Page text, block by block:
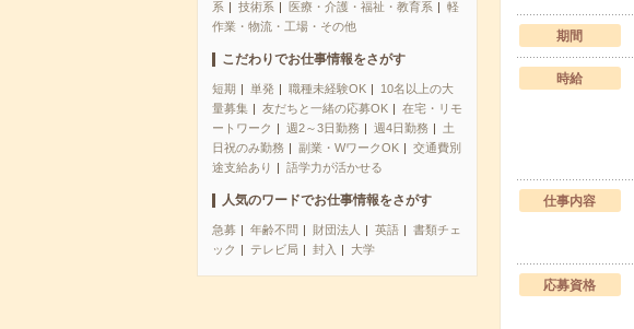
系
技術系 医療・介護・福祉・教育系
軽
作業・物流・工場・その他
こだわりでお仕事情報をさがす
短期 単発 職種未経験OK
10名以上の大
量募集
友だちと一緒の応募OK
在宅・リモ
ートワーク
週2～3日勤務 週4日勤務
土
日祝のみ勤務
副業・WワークOK
交通費別
途支給あり
語学力が活かせる
人気のワードでお仕事情報をさがす
急募 年齢不問 財団法人 英語
書類チェ
ック
テレビ局 封入 大学
期間
時給
仕事内容
応募資格